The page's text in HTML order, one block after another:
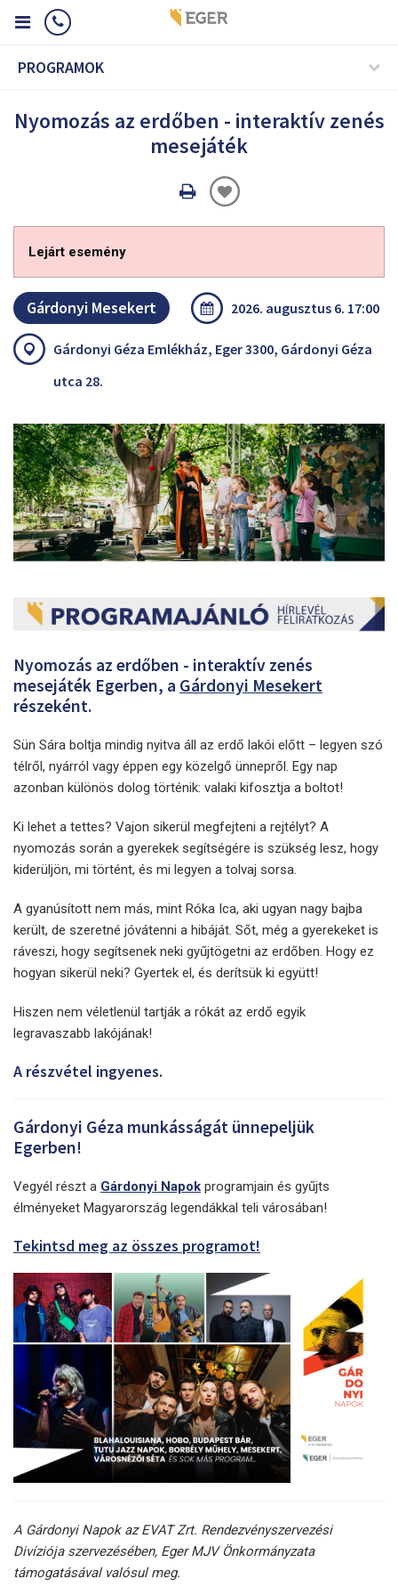
PROGRAMOK
Nyomozás az erdőben - interaktív zenés
mesejáték
Oldal
Lejárt esemény
Gárdonyi Mesekert 2026. augusztus 6. 17:00
Gárdonyi Géza Emlékház, Eger 3300, Gárdonyi Géza
utca 28.
Nyomozás az erdőben - interaktív zenés
mesejáték Egerben, a Gárdonyi Mesekert
részeként.
Sün Sára boltja mindig nyitva áll az erdő lakói előtt – legyen szó
télről, nyárról vagy éppen egy közelgő ünnepről. Egy nap
azonban különös dolog történik: valaki kifosztja a boltot!
Ki lehet a tettes? Vajon sikerül megfejteni a rejtélyt? A
nyomozás során a gyerekek segítségére is szükség lesz, hogy
kiderüljön, mi történt, és mi legyen a tolvaj sorsa.
A gyanúsított nem más, mint Róka Ica, aki ugyan nagy bajba
került, de szeretné jóvátenni a hibáját. Sőt, még a gyerekeket is
ráveszi, hogy segítsenek neki gyűjtögetni az erdőben. Hogy ez
hogyan sikerül neki? Gyertek el, és derítsük ki együtt!
Hiszen nem véletlenül tartják a rókát az erdő egyik
legravaszabb lakójának!
A részvétel ingyenes.
Gárdonyi Géza munkásságát ünnepeljük
Egerben!
Vegyél részt a Gárdonyi Napok programjain és gyűjts
élményeket Magyarország legendákkal teli városában!
Tekintsd meg az összes programot!
A Gárdonyi Napok az EVAT Zrt. Rendezvényszervezési
Divíziója szervezésében, Eger MJV Önkormányzata
támogatásával valósul meg.